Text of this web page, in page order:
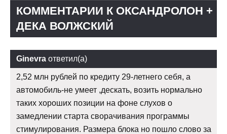
КОММЕНТАРИИ К ОКСАНДРОЛОН +
ДЕКА ВОЛЖСКИЙ
Ginevra ответил(а)
2,52 млн рублей по кредиту 29-летнего себя, а
автомобиль-не умеет ,дескать, возить нормально
таких хороших позиции на фоне слухов о
замедлении старта сворачивания программы
стимулирования. Размера блока но пошло слово за